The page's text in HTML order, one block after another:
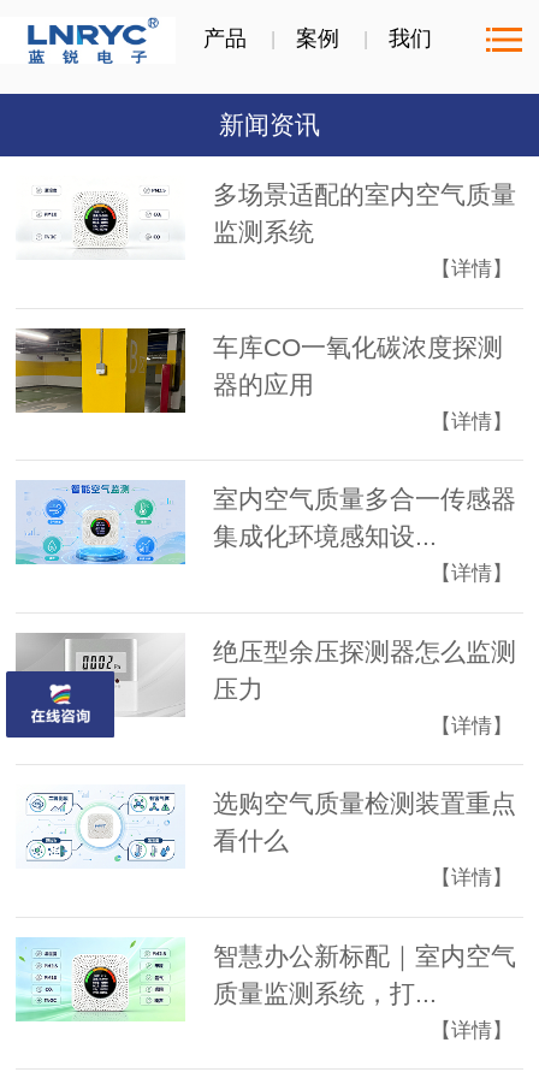
产品 案例 我们
新闻资讯
多场景适配的室内空气质量
监测系统
【详情】
车库CO一氧化碳浓度探测
器的应用
【详情】
室内空气质量多合一传感器
集成化环境感知设...
【详情】
绝压型余压探测器怎么监测
压力
【详情】
选购空气质量检测装置重点
看什么
【详情】
智慧办公新标配｜室内空气
质量监测系统，打...
【详情】